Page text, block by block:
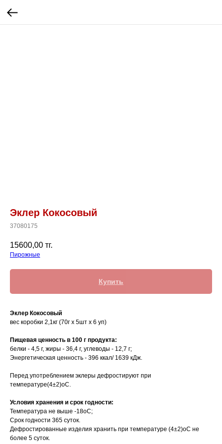
Эклер Кокосовый
37080175
15600,00 тг.
Пирожные
Купить
Эклер Кокосовый
вес коробки 2,1кг (70г х 5шт х 6 уп)
Пищевая ценность в 100 г продукта:
белки - 4,5 г, жиры - 36,4 г, углеводы - 12,7 г;
Энергетическая ценность - 396 ккал/ 1639 кДж.
Перед употреблением эклеры дефростируют при
температуре(4±2)oC.
Условия хранения и срок годности:
Температура не выше -18oC;
Срок годности 365 суток.
Дефростированные изделия хранить при температуре (4±2)oC не
более 5 суток.